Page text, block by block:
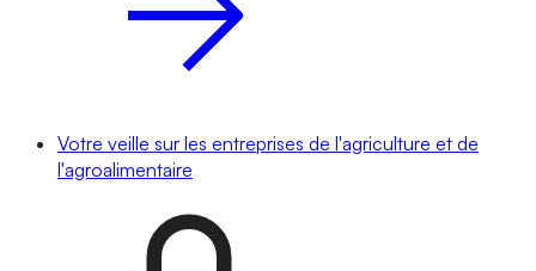
Votre veille sur les entreprises de l'agriculture et de
l'agroalimentaire